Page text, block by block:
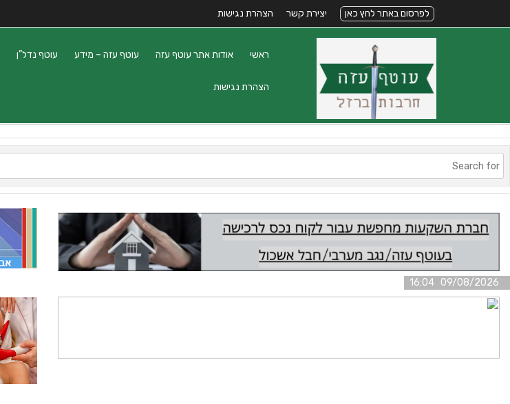
לפרסום באתר לחץ כאן יצירת קשר הצהרת נגישות
ראשי אודות אתר עוטף עזה עוטף עזה – מידע עוטף נדל”ן
הצהרת נגישות
09/08/2026 16:04